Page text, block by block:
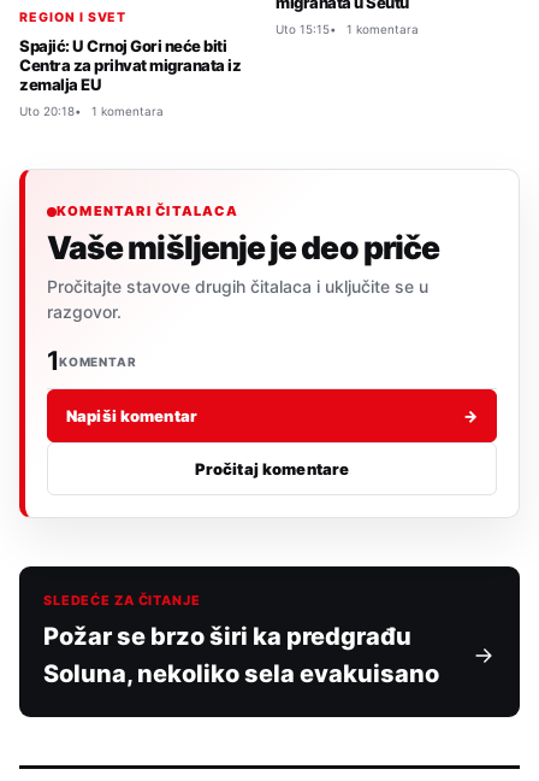
REGION I SVET
Spajić: U Crnoj Gori neće biti
Centra za prihvat migranata iz
zemalja EU
Uto 20:18 1 komentara
Uto 15:15 1 komentara
KOMENTARI ČITALACA
Vaše mišljenje je deo priče
Pročitajte stavove drugih čitalaca i uključite se u
razgovor.
1KOMENTAR
Napiši komentar →
Pročitaj komentare
SLEDEĆE ZA ČITANJE
Požar se brzo širi ka predgrađu
Soluna, nekoliko sela evakuisano